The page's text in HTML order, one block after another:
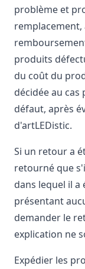
problème et
produits
du coût du
décidée au cas
défaut, après
d'artLEDistic.
Si un retour a
retourné que
dans lequel il
présentant
demander le
explication ne
Expédier les